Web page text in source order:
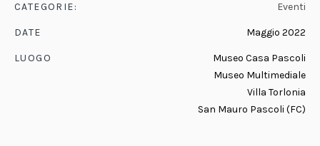
CATEGORIE: Eventi
DATE Maggio 2022
LUOGO
Museo Casa Pascoli
Museo Multimediale
Villa Torlonia
San Mauro Pascoli (FC)